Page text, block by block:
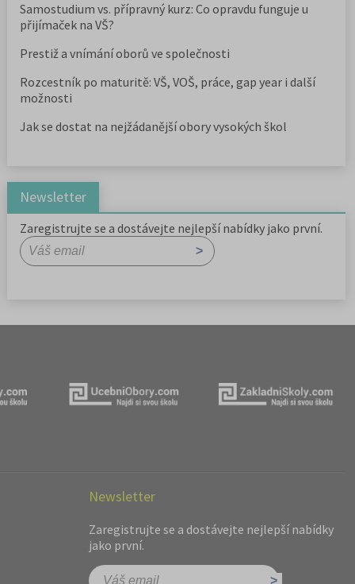
Samostudium vs. přípravný kurz: Co opravdu funguje u
přijímaček na VŠ?
Prestiž a vnímání oborů ve společnosti
Rozcestník po maturitě: VŠ, VOŠ, práce, gap year i další
možnosti
Jak se dostat na nejžádanější obory vysokých škol
Newsletter
Zaregistrujte se a dostávejte nejlepší nabídky jako první.
Newsletter
Zaregistrujte se a dostávejte nejlepší nabídky
jako první.